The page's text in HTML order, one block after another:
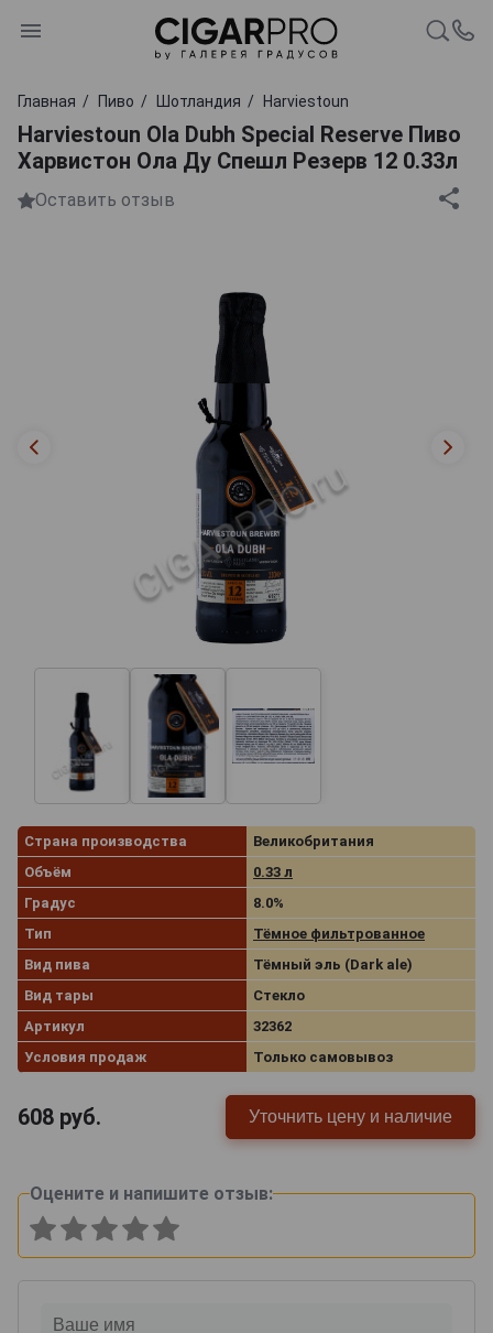
Главная Пиво Шотландия Harviestoun
Harviestoun Ola Dubh Special Reserve Пиво
Харвистон Ола Ду Спешл Резерв 12 0.33л
Оставить отзыв
Страна производства
Великобритания
Объём
0.33 л
Градус
8.0%
Тип
Тёмное фильтрованное
Вид пива
Тёмный эль (Dark ale)
Вид тары
Стекло
Артикул
32362
Условия продаж
Только самовывоз
608 руб. Уточнить цену и наличие
Оцените и напишите отзыв: